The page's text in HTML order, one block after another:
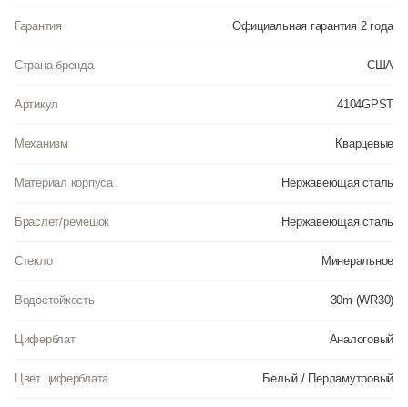
Гарантия Официальная гарантия 2 года
Страна бренда США
Артикул 4104GPST
Механизм Кварцевые
Материал корпуса Нержавеющая сталь
Браслет/ремешок Нержавеющая сталь
Стекло Минеральное
Водостойкость 30m (WR30)
Циферблат Аналоговый
Цвет циферблата Белый / Перламутровый